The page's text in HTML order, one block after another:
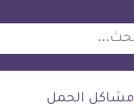
مشاكل الحمل